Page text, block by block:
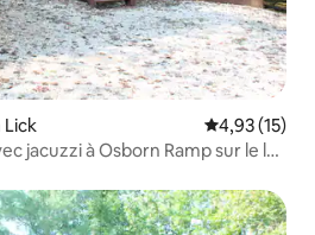
Lick Évaluation
4,93 (15)
jacuzzi à Osborn Ramp sur le lac